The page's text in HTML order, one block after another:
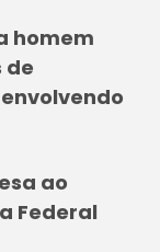
homem
de
ao
Federal